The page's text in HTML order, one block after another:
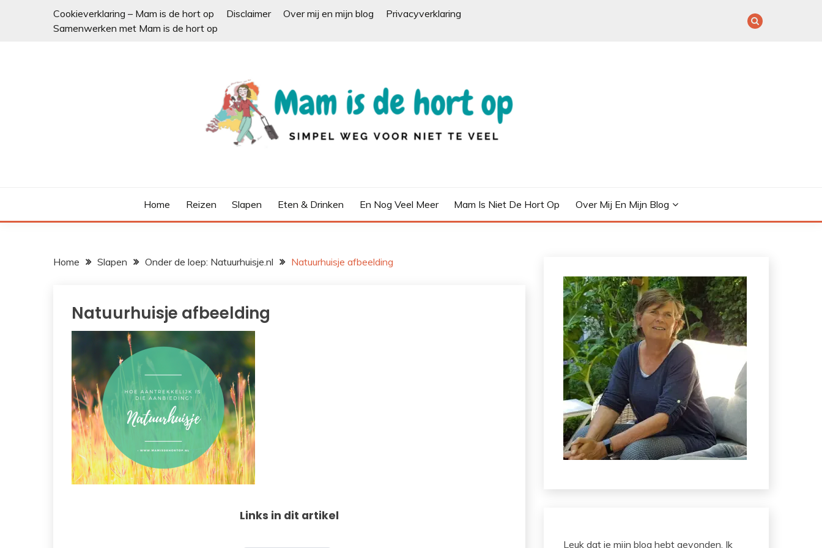
Cookieverklaring – Mam is de hort op Disclaimer Over mij en mijn blog
Privacyverklaring
Samenwerken met Mam is de hort op
Home Reizen Slapen Eten & Drinken En Nog Veel Meer Mam Is Niet De Hort Op Over Mij En Mijn Blog
Home Slapen Onder de loep: Natuurhuisje.nl Natuurhuisje afbeelding
Natuurhuisje afbeelding
Links in dit artikel
Leuk dat je mijn blog hebt gevonden. Ik